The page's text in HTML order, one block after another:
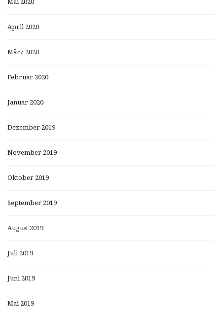
Mai 2020
April 2020
März 2020
Februar 2020
Januar 2020
Dezember 2019
November 2019
Oktober 2019
September 2019
August 2019
Juli 2019
Juni 2019
Mai 2019